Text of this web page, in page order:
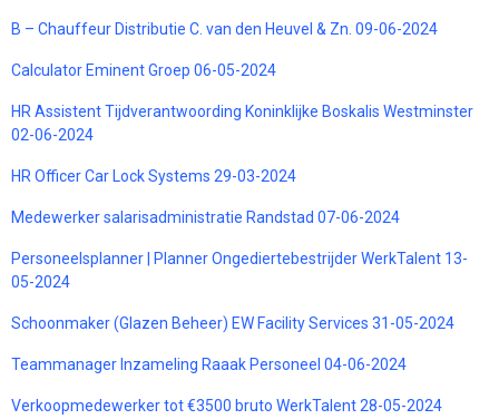
B – Chauffeur Distributie C. van den Heuvel & Zn. 09-06-2024
Calculator Eminent Groep 06-05-2024
HR Assistent Tijdverantwoording Koninklijke Boskalis Westminster
02-06-2024
HR Officer Car Lock Systems 29-03-2024
Medewerker salarisadministratie Randstad 07-06-2024
Personeelsplanner | Planner Ongediertebestrijder WerkTalent 13-
05-2024
Schoonmaker (Glazen Beheer) EW Facility Services 31-05-2024
Teammanager Inzameling Raaak Personeel 04-06-2024
Verkoopmedewerker tot €3500 bruto WerkTalent 28-05-2024